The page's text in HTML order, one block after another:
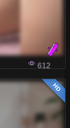
612
HD